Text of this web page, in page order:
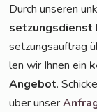
Durch unse­ren
set­zungs­dienst
set­zungs­auf­trag
len wir Ihnen ein
Ange­bot.
über unser